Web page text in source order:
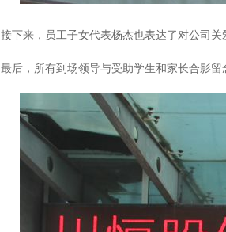
接下来，员工子女代表杨杰也表达了对公司
最后，所有到场领导与受助学生和家长合影留